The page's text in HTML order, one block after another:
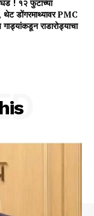
! १२ फुटांच्या
डोंगरमाथ्यावर PMC
राडारोड्याचा